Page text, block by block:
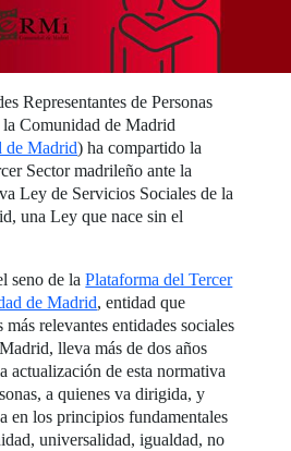
Representantes de Personas
Comunidad de Madrid
de Madrid) ha compartido la
Sector madrileño ante la
Ley de Servicios Sociales de la
una Ley que nace sin el
seno de laPlataforma del Tercer
de Madrid, entidad que
más relevantes entidades sociales
lleva más de dos años
actualización de esta normativa
a quienes va dirigida, y
en los principios fundamentales
universalidad, igualdad, no